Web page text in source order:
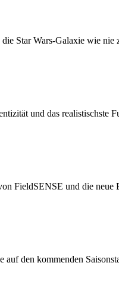
Star Wars-Galaxie wie
und das realistischste
FieldSENSE und die
den kommenden